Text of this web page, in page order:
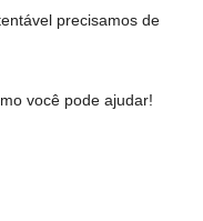
precisamos de
você pode ajudar!